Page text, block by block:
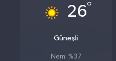
26°
Güneşli
Nem: %37